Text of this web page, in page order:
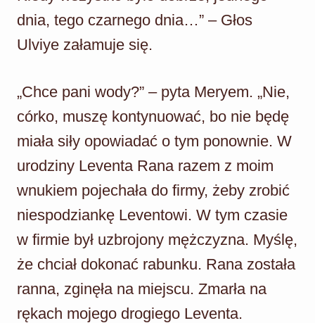
dnia, tego czarnego dnia…” – Głos
Ulviye załamuje się.
„Chce pani wody?” – pyta Meryem. „Nie,
córko, muszę kontynuować, bo nie będę
miała siły opowiadać o tym ponownie. W
urodziny Leventa Rana razem z moim
wnukiem pojechała do firmy, żeby zrobić
niespodziankę Leventowi. W tym czasie
w firmie był uzbrojony mężczyzna. Myślę,
że chciał dokonać rabunku. Rana została
ranna, zginęła na miejscu. Zmarła na
rękach mojego drogiego Leventa.